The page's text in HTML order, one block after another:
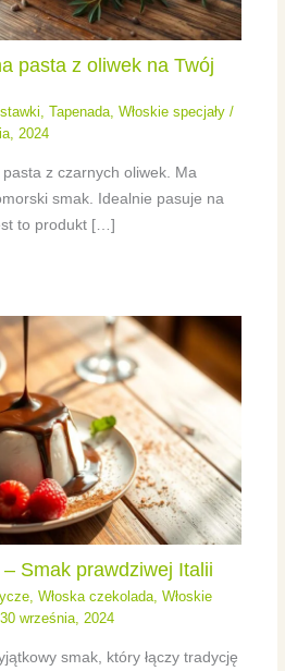
pasta z oliwek na Twój
,Tapenada,Włoskie specjały /
2024
z czarnych oliwek. Ma
smak. Idealnie pasuje na
to produkt […]
Smak prawdziwej Italii
,Włoska czekolada ,Włoskie
30 września, 2024
smak, który łączy tradycję